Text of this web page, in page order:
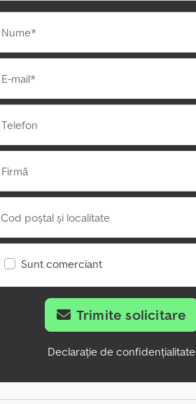
Nume*
E-mail*
Telefon
Firmă
Cod poștal și localitate
Sunt comerciant
Trimite solicitare
Declarație de confidențialitate